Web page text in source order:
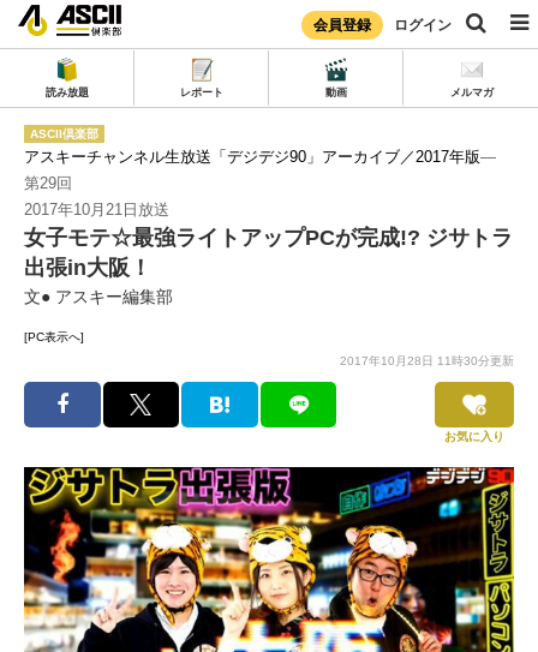
会員登録 ログイン
読み放題 レポート 動画 メルマガ
ASCII倶楽部
アスキーチャンネル生放送「デジデジ90」アーカイブ／2017年版―
第29回
2017年10月21日放送
女子モテ☆最強ライトアップPCが完成!? ジサトラ
出張in大阪！
文● アスキー編集部
[PC表示へ]
2017年10月28日 11時30分更新
お気に入り